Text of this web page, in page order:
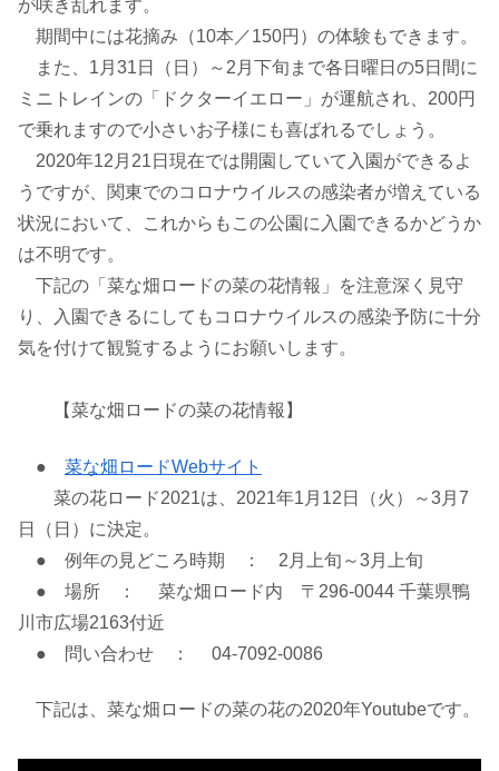
が咲き乱れます。
期間中には花摘み（10本／150円）の体験もできます。
また、1月31日（日）～2月下旬まで各日曜日の5日間に
ミニトレインの「ドクターイエロー」が運航され、200円
で乗れますので小さいお子様にも喜ばれるでしょう。
2020年12月21日現在では開園していて入園ができるよ
うですが、関東でのコロナウイルスの感染者が増えている
状況において、これからもこの公園に入園できるかどうか
は不明です。
下記の「菜な畑ロードの菜の花情報」を注意深く見守
り、入園できるにしてもコロナウイルスの感染予防に十分
気を付けて観覧するようにお願いします。
【菜な畑ロードの菜の花情報】
● 菜な畑ロードWebサイト
菜の花ロード2021は、2021年1月12日（火）～3月7
日（日）に決定。
● 例年の見どころ時期 ： 2月上旬～3月上旬
● 場所 ： 菜な畑ロード内 〒296-0044 千葉県鴨
川市広場2163付近
● 問い合わせ ： 04-7092-0086
下記は、菜な畑ロードの菜の花の2020年Youtubeです。